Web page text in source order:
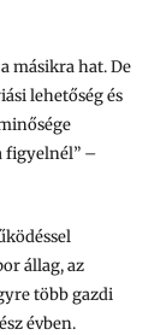
másikra hat. De
lehetőség és
figyelnél” –
állag, az
több gazdi
évben.